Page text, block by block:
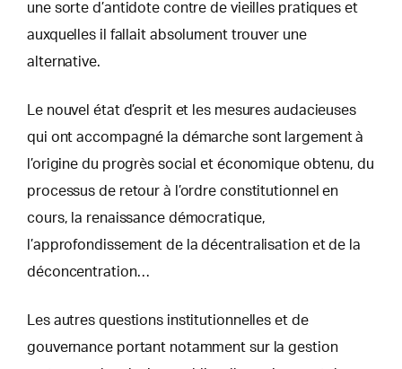
une sorte d’antidote contre de vieilles pratiques et
auxquelles il fallait absolument trouver une
alternative.
Le nouvel état d’esprit et les mesures audacieuses
qui ont accompagné la démarche sont largement à
l’origine du progrès social et économique obtenu, du
processus de retour à l’ordre constitutionnel en
cours, la renaissance démocratique,
l’approfondissement de la décentralisation et de la
déconcentration…
Les autres questions institutionnelles et de
gouvernance portant notamment sur la gestion